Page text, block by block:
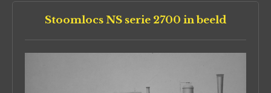
Stoomlocs NS serie 2700 in beeld